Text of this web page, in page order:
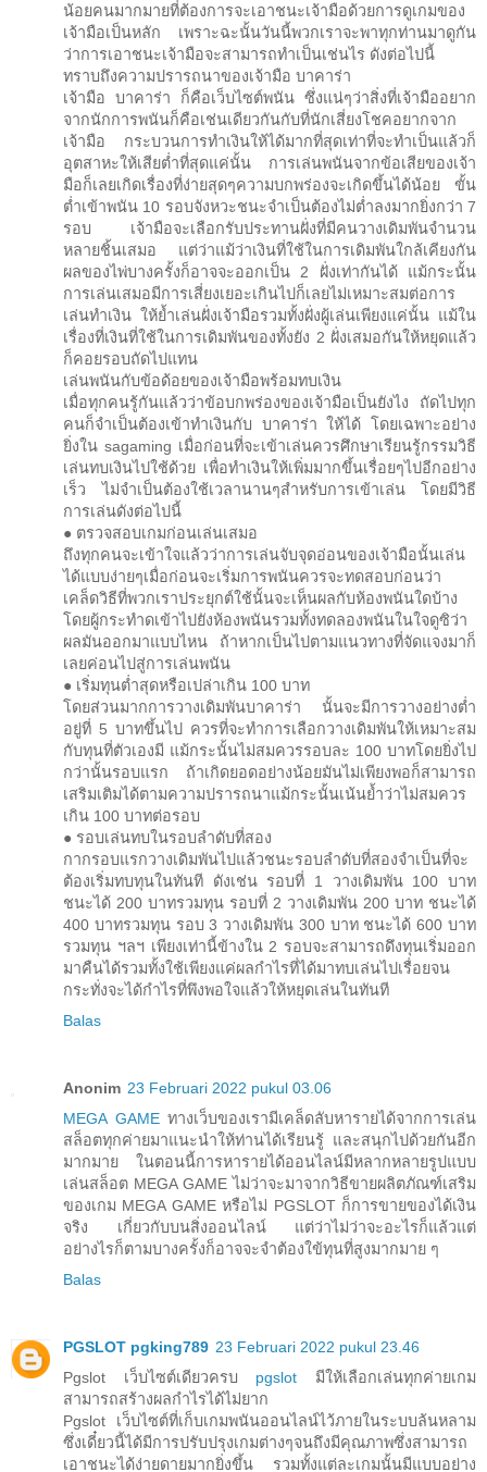
น้อยคนมากมายที่ต้องการจะเอาชนะเจ้ามือด้วยการดูเกมของ
เจ้ามือเป็นหลัก เพราะฉะนั้นวันนี้พวกเราจะพาทุกท่านมาดูกัน
ว่าการเอาชนะเจ้ามือจะสามารถทำเป็นเช่นไร ดังต่อไปนี้
ทราบถึงความปรารถนาของเจ้ามือ บาคาร่า
เจ้ามือ บาคาร่า ก็คือเว็บไซต์พนัน ซึ่งแน่ๆว่าสิ่งที่เจ้ามืออยาก
จากนักการพนันก็คือเช่นเดียวกันกับที่นักเสี่ยงโชคอยากจาก
เจ้ามือ กระบวนการทำเงินให้ได้มากที่สุดเท่าที่จะทำเป็นแล้วก็
อุตสาหะให้เสียต่ำที่สุดแค่นั้น การเล่นพนันจากข้อเสียของเจ้า
มือก็เลยเกิดเรื่องที่ง่ายสุดๆความบกพร่องจะเกิดขึ้นได้น้อย ขั้น
ต่ำเข้าพนัน 10 รอบจังหวะชนะจำเป็นต้องไม่ต่ำลงมากยิ่งกว่า 7
รอบ เจ้ามือจะเลือกรับประทานฝั่งที่มีคนวางเดิมพันจำนวน
หลายชิ้นเสมอ แต่ว่าแม้ว่าเงินที่ใช้ในการเดิมพันใกล้เคียงกัน
ผลของไพ่บางครั้งก็อาจจะออกเป็น 2 ฝั่งเท่ากันได้ แม้กระนั้น
การเล่นเสมอมีการเสี่ยงเยอะเกินไปก็เลยไม่เหมาะสมต่อการ
เล่นทำเงิน ให้ย้ำเล่นฝั่งเจ้ามือรวมทั้งฝั่งผู้เล่นเพียงแค่นั้น แม้ใน
เรื่องที่เงินที่ใช้ในการเดิมพันของทั้งยัง 2 ฝั่งเสมอกันให้หยุดแล้ว
ก็คอยรอบถัดไปแทน
เล่นพนันกับข้อด้อยของเจ้ามือพร้อมทบเงิน
เมื่อทุกคนรู้กันแล้วว่าข้อบกพร่องของเจ้ามือเป็นยังไง ถัดไปทุก
คนก็จำเป็นต้องเข้าทำเงินกับ บาคาร่า ให้ได้ โดยเฉพาะอย่าง
ยิ่งใน sagaming เมื่อก่อนที่จะเข้าเล่นควรศึกษาเรียนรู้กรรมวิธี
เล่นทบเงินไปใช้ด้วย เพื่อทำเงินให้เพิ่มมากขึ้นเรื่อยๆไปอีกอย่าง
เร็ว ไม่จำเป็นต้องใช้เวลานานๆสำหรับการเข้าเล่น โดยมีวิธี
การเล่นดังต่อไปนี้
● ตรวจสอบเกมก่อนเล่นเสมอ
ถึงทุกคนจะเข้าใจแล้วว่าการเล่นจับจุดอ่อนของเจ้ามือนั้นเล่น
ได้แบบง่ายๆเมื่อก่อนจะเริ่มการพนันควรจะทดสอบก่อนว่า
เคล็ดวิธีที่พวกเราประยุกต์ใช้นั้นจะเห็นผลกับห้องพนันใดบ้าง
โดยผู้กระทำดเข้าไปยังห้องพนันรวมทั้งทดลองพนันในใจดูซิว่า
ผลมันออกมาแบบไหน ถ้าหากเป็นไปตามแนวทางที่จัดแจงมาก็
เลยค่อนไปสู่การเล่นพนัน
● เริ่มทุนต่ำสุดหรือเปล่าเกิน 100 บาท
โดยส่วนมากการวางเดิมพันบาคาร่า นั้นจะมีการวางอย่างต่ำ
อยู่ที่ 5 บาทขึ้นไป ควรที่จะทำการเลือกวางเดิมพันให้เหมาะสม
กับทุนที่ตัวเองมี แม้กระนั้นไม่สมควรรอบละ 100 บาทโดยยิ่งไป
กว่านั้นรอบแรก ถ้าเกิดยอดอย่างน้อยมันไม่เพียงพอก็สามารถ
เสริมเติมได้ตามความปรารถนาแม้กระนั้นเน้นย้ำว่าไม่สมควร
เกิน 100 บาทต่อรอบ
● รอบเล่นทบในรอบลำดับที่สอง
กากรอบแรกวางเดิมพันไปแล้วชนะรอบลำดับที่สองจำเป็นที่จะ
ต้องเริ่มทบทุนในทันที ดังเช่น รอบที่ 1 วางเดิมพัน 100 บาท
ชนะได้ 200 บาทรวมทุน รอบที่ 2 วางเดิมพัน 200 บาท ชนะได้
400 บาทรวมทุน รอบ 3 วางเดิมพัน 300 บาท ชนะได้ 600 บาท
รวมทุน ฯลฯ เพียงเท่านี้ข้างใน 2 รอบจะสามารถดึงทุนเริ่มออก
มาคืนได้รวมทั้งใช้เพียงแค่ผลกำไรที่ได้มาทบเล่นไปเรื่อยจน
กระทั่งจะได้กำไรที่พึงพอใจแล้วให้หยุดเล่นในทันที
Balas
Anonim 23 Februari 2022 pukul 03.06
MEGA GAME ทางเว็บของเรามีเคล็ดลับหารายได้จากการเล่น
สล็อตทุกค่ายมาแนะนำให้ท่านได้เรียนรู้ และสนุกไปด้วยกันอีก
มากมาย ในตอนนี้การหารายได้ออนไลน์มีหลากหลายรูปแบบ
เล่นสล็อต MEGA GAME ไม่ว่าจะมาจากวิธีขายผลิตภัณฑ์เสริม
ของเกม MEGA GAME หรือไม่ PGSLOT ก็การขายของได้เงิน
จริง เกี่ยวกับบนสิ่งออนไลน์ แต่ว่าไม่ว่าจะอะไรก็แล้วแต่
อย่างไรก็ตามบางครั้งก็อาจจะจำต้องใข้ทุนที่สูงมากมาย ๆ
Balas
PGSLOT pgking789 23 Februari 2022 pukul 23.46
Pgslot เว็บไซต์เดียวครบ pgslot มีให้เลือกเล่นทุกค่ายเกม
สามารถสร้างผลกำไรได้ไม่ยาก
Pgslot เว็บไซต์ที่เก็บเกมพนันออนไลน์ไว้ภายในระบบล้นหลาม
ซึ่งเดี๋ยวนี้ได้มีการปรับปรุงเกมต่างๆจนถึงมีคุณภาพซึ่งสามารถ
เอาชนะได้ง่ายดายมากยิ่งขึ้น รวมทั้งแต่ละเกมนั้นมีแบบอย่าง